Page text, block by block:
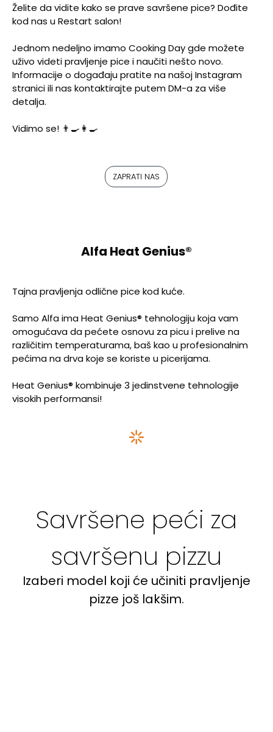
Želite da vidite kako se prave savršene pice? Dođite
kod nas u Restart salon!
Jednom nedeljno imamo Cooking Day gde možete
uživo videti pravljenje pice i naučiti nešto novo.
Informacije o događaju pratite na našoj Instagram
stranici ili nas kontaktirajte putem DM-a za više
detalja.
Vidimo se! 👨‍🍳👩‍🍳
ZAPRATI NAS
Alfa Heat Genius®
Tajna pravljenja odlične pice kod kuće.
Samo Alfa ima Heat Genius® tehnologiju koja vam
omogućava da pećete osnovu za picu i prelive na
različitim temperaturama, baš kao u profesionalnim
pećima na drva koje se koriste u picerijama.
Heat Genius® kombinuje 3 jedinstvene tehnologije
visokih performansi!
Savršene peći za
savršenu pizzu
Izaberi model koji će učiniti pravljenje
pizze još lakšim.